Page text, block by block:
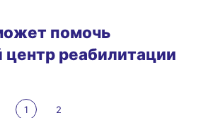
помочь
центр реабилитации
1 2